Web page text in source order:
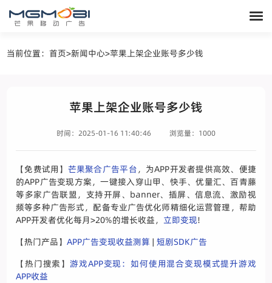
当前位置：首页>新闻中心>苹果上架企业账号多少钱
苹果上架企业账号多少钱
时间：2025-01-16 11:40:46 浏览量：1000
【免费试用】 芒果聚合广告平台，为APP开发者提供高效、便捷
的APP广告变现方案，一键接入穿山甲、快手、优量汇、百青藤
等多家广告联盟，支持开屏、banner、插屏、信息流、激励视
频等多种广告形式，配备专业广告优化师精细化运营管理，帮助
APP开发者优化每月>20%的增长收益， 立即变现!
【热门产品】APP广告变现收益测算 |短剧SDK广告
【热门搜索】游戏APP变现：如何使用混合变现模式提升游戏
APP收益